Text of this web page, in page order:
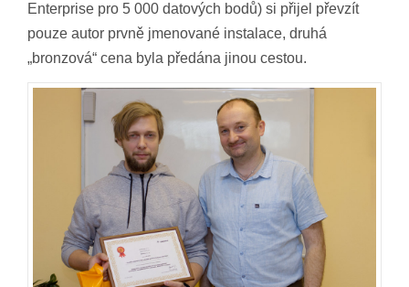
Enterprise pro 5 000 datových bodů) si přijel převzít
pouze autor prvně jmenované instalace, druhá
„bronzová“ cena byla předána jinou cestou.